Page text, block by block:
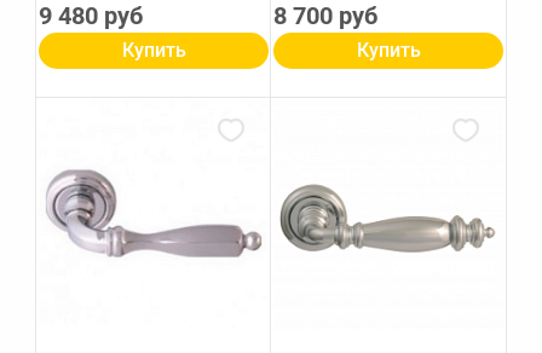
9 480 руб
Купить
8 700 руб
Купить